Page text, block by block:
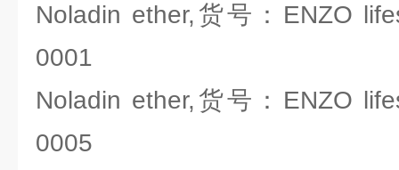
Noladin ether,货号：ENZO
0001
Noladin ether,货号：ENZO
0005